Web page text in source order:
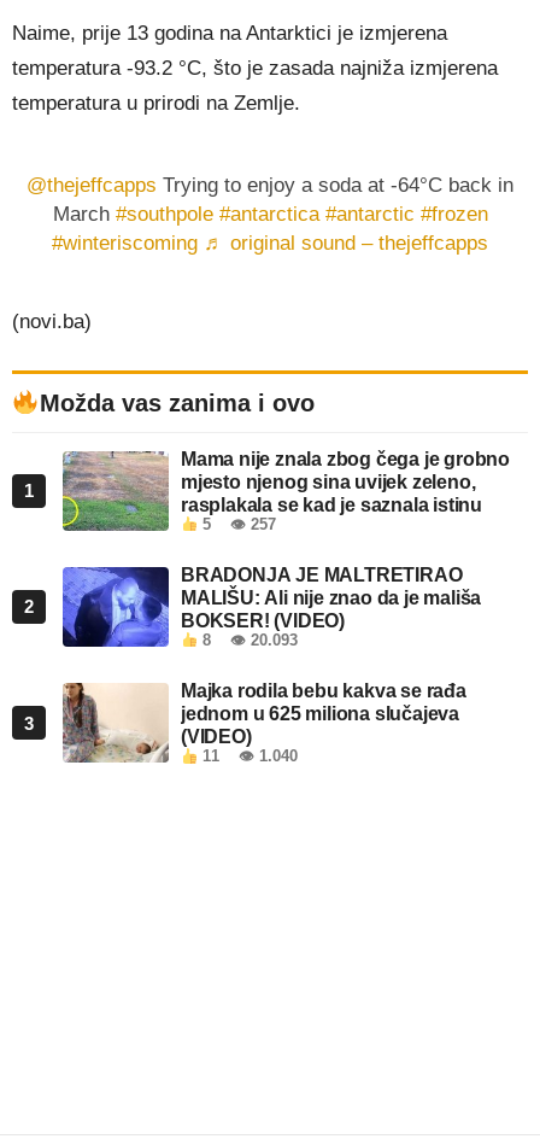
Naime, prije 13 godina na Antarktici je izmjerena
temperatura -93.2 °C, što je zasada najniža izmjerena
temperatura u prirodi na Zemlje.
@thejeffcapps Trying to enjoy a soda at -64°C back in
March #southpole #antarctica #antarctic #frozen
#winteriscoming ♬ original sound – thejeffcapps
(novi.ba)
Možda vas zanima i ovo
1
Mama nije znala zbog čega je grobno
mjesto njenog sina uvijek zeleno,
rasplakala se kad je saznala istinu
5 👁 257
2
BRADONJA JE MALTRETIRAO
MALIŠU: Ali nije znao da je mališa
BOKSER! (VIDEO)
8 👁 20.093
3
Majka rodila bebu kakva se rađa
jednom u 625 miliona slučajeva
(VIDEO)
11 👁 1.040